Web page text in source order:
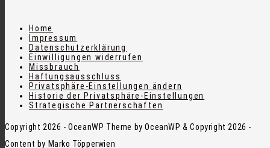
Home
Impressum
Datenschutzerklärung
Einwilligungen widerrufen
Missbrauch
Haftungsausschluss
Privatsphäre-Einstellungen ändern
Historie der Privatsphäre-Einstellungen
Strategische Partnerschaften
Copyright 2026 - OceanWP Theme by OceanWP & Copyright 2026 -
Content by Marko Töpperwien